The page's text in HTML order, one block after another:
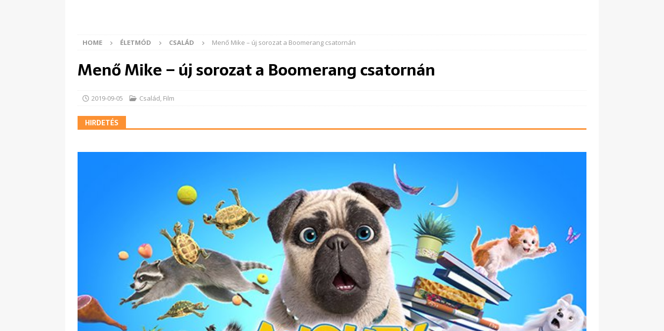
HOME ÉLETMÓD CSALÁD Menő Mike – új sorozat a Boomerang csatornán
Menő Mike – új sorozat a Boomerang csatornán
2019-09-05 Család, Film
HIRDETÉS